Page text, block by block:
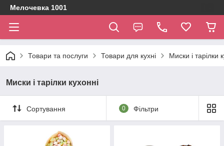
Мелочевка 1001
Товари та послуги Товари для кухні Миски і тарілки
Миски і тарілки кухонні
Сортування 0 Фільтри